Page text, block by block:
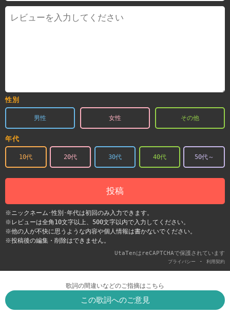
性別
男性 女性 その他
年代
10代 20代 30代 40代 50代～
投稿
※ニックネーム･性別･年代は初回のみ入力できます。
※レビューは全角10文字以上、500文字以内で入力してください。
※他の人が不快に思うような内容や個人情報は書かないでください。
※投稿後の編集・削除はできません。
UtaTenはreCAPTCHAで保護されています
プライバシー - 利用契約
歌詞の間違いなどのご指摘はこちら
この歌詞へのご意見